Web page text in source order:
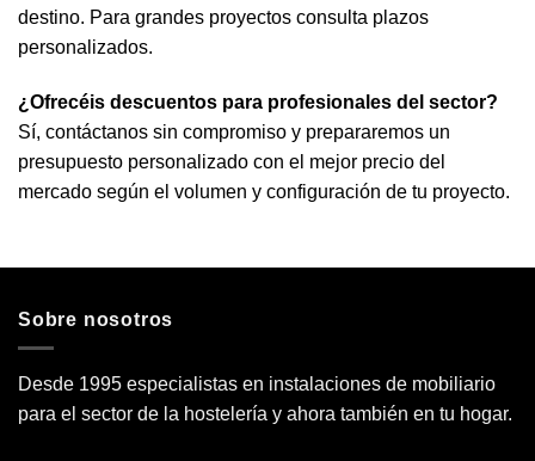
destino. Para grandes proyectos consulta plazos
personalizados.
¿Ofrecéis descuentos para profesionales del sector?
Sí, contáctanos sin compromiso y prepararemos un
presupuesto personalizado con el mejor precio del
mercado según el volumen y configuración de tu proyecto.
Sobre nosotros
Desde 1995 especialistas en instalaciones de mobiliario
para el sector de la hostelería y ahora también en tu hogar.